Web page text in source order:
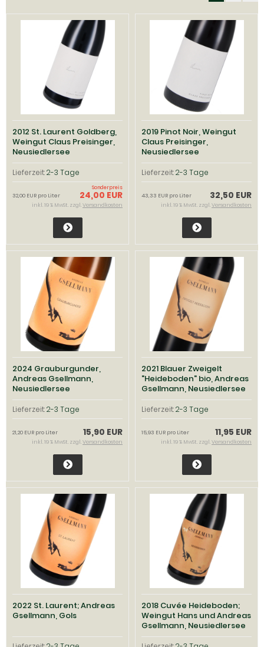
2012 St. Laurent Goldberg,
Weingut Claus Preisinger,
Neusiedlersee
Lieferzeit:2-3 Tage
Sonderpreis
24,00 EUR
32,00 EUR pro Liter
inkl. 19 % MwSt. zzgl.Versandkosten
2019 Pinot Noir, Weingut
Claus Preisinger,
Neusiedlersee
Lieferzeit:2-3 Tage
32,50 EUR
43,33 EUR pro Liter
inkl. 19 % MwSt. zzgl.Versandkosten
2024 Grauburgunder,
Andreas Gsellmann,
Neusiedlersee
Lieferzeit:2-3 Tage
15,90 EUR
21,20 EUR pro Liter
inkl. 19 % MwSt. zzgl.Versandkosten
2021 Blauer Zweigelt
"Heideboden" bio, Andreas
Gsellmann, Neusiedlersee
Lieferzeit:2-3 Tage
11,95 EUR
15,93 EUR pro Liter
inkl. 19 % MwSt. zzgl.Versandkosten
2022 St. Laurent; Andreas
Gsellmann, Gols
2018 Cuvée Heideboden;
Weingut Hans und Andreas
Gsellmann, Neusiedlersee